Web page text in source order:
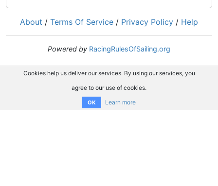
About / Terms Of Service / Privacy Policy / Help
Powered by RacingRulesOfSailing.org
Cookies help us deliver our services. By using our services, you
agree to our use of cookies.
OK Learn more